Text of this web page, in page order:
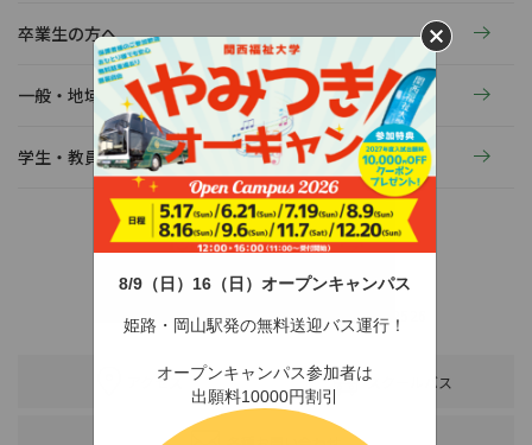
8/9（日）16（日）オープンキャンパス
姫路・岡山駅発の無料送迎バス運行！
オープンキャンパス参加者は
出願料10000円割引
卒業生の方へ
一般・地域の方へ
学生・教員の活動
〒678-0255 兵庫県赤穂市新田380-3
TEL：0791-46-2525（代）FAX：0791-46-2526
アクセス スクールバス